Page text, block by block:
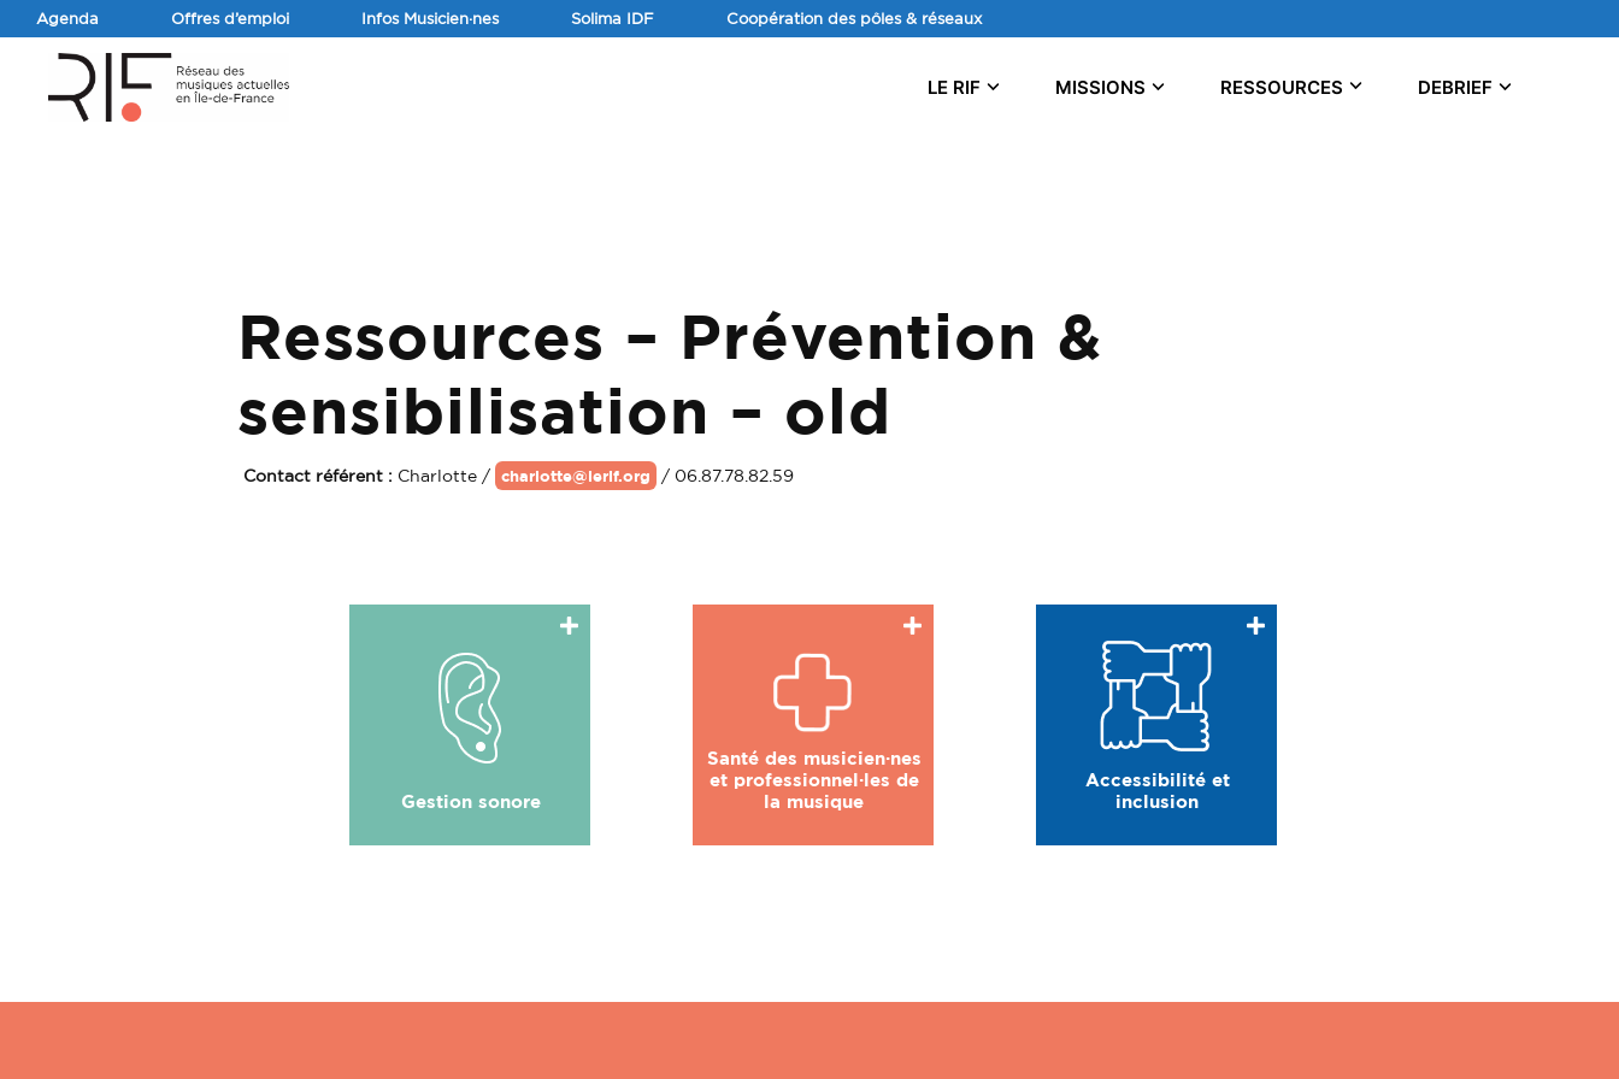
Aller
Agenda Offres d’emploi Infos Musicien·nes Solima IDF Coopération des pôles & réseaux
LE RIF MISSIONS RESSOURCES DEBRIEF
Ressources – Prévention &
sensibilisation – old
Contact référent : Charlotte / charlotte@lerif.org / 06.87.78.82.59
Gestion sonore
Santé des musicien·nes
et professionnel·les de
la musique
Accessibilité et
inclusion